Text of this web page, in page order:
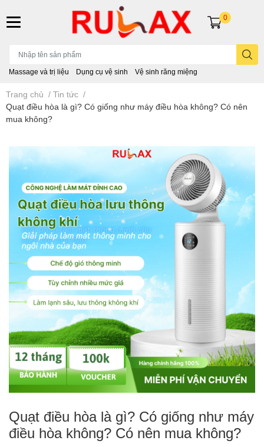
Massage và trị liệu Dụng cụ vệ sinh Vệ sinh răng miệng
0
Trang chủ / Tin tức /
Quạt điều hòa là gì? Có giống như máy điều hòa không? Có nên
mua không?
Quạt điều hòa là gì? Có giống như máy
điều hòa không? Có nên mua không?